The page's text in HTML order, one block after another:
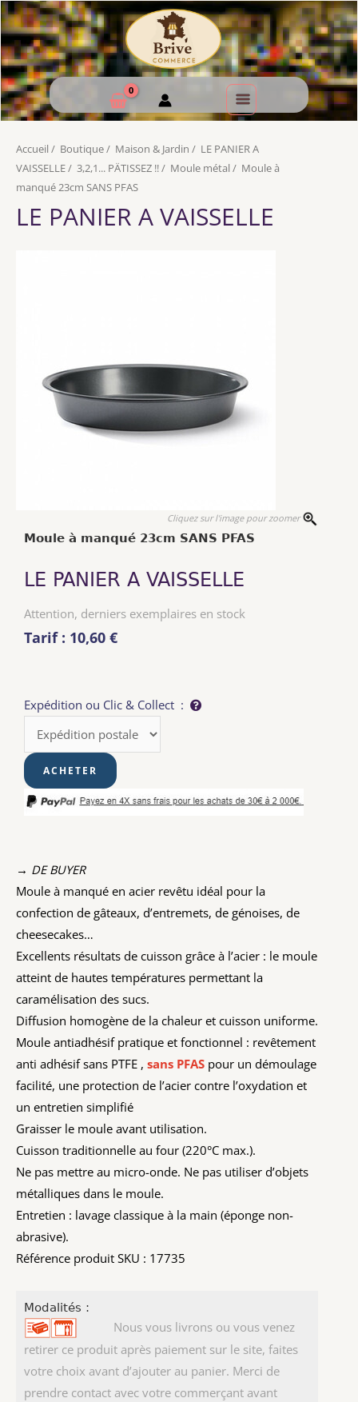
Accueil / Boutique/ Maison & Jardin / LE PANIER A
VAISSELLE/ 3,2,1... PÄTISSEZ !!/ Moule métal / Moule à
manqué 23cm SANS PFAS
LE PANIER A VAISSELLE
Cliquez sur l'image pour zoomer
Moule à manqué 23cm SANS PFAS
LE PANIER A VAISSELLE
Attention, derniers exemplaires en stock
Tarif : 10,60 €
Expédition ou Clic & Collect :
→ DE BUYER
Moule à manqué en acier revêtu idéal pour la
confection de gâteaux, d’entremets, de génoises, de
cheesecakes…
Excellents résultats de cuisson grâce à l’acier : le moule
atteint de hautes températures permettant la
caramélisation des sucs.
Diffusion homogène de la chaleur et cuisson uniforme.
Moule antiadhésif pratique et fonctionnel : revêtement
anti adhésif sans PTFE , sans PFAS pour un démoulage
facilité, une protection de l’acier contre l’oxydation et
un entretien simplifié
Graisser le moule avant utilisation.
Cuisson traditionnelle au four (220°C max.).
Ne pas mettre au micro-onde. Ne pas utiliser d’objets
métalliques dans le moule.
Entretien : lavage classique à la main (éponge non-
abrasive).
Référence produit SKU : 17735
Modalités :
Nous vous livrons ou vous venez
retirer ce produit après paiement sur le site, faites
votre choix avant d’ajouter au panier. Merci de
prendre contact avec votre commerçant avant